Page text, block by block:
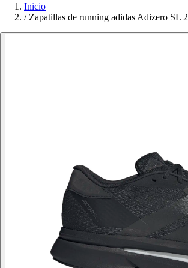
Inicio
/ Zapatillas de running adidas Adizero SL 2